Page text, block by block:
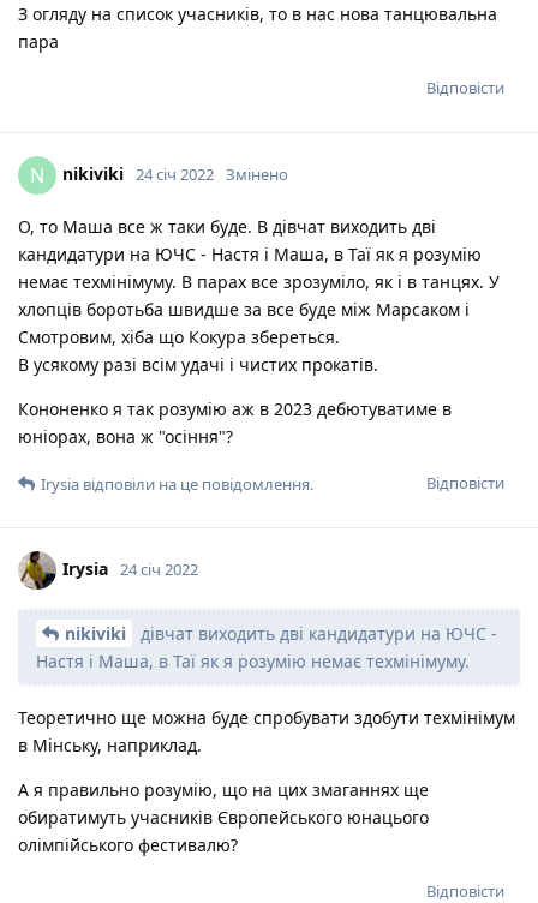
З огляду на список учасників, то в нас нова танцювальна
пара
Відповісти
N nikiviki 24 січ 2022 Змінено
О, то Маша все ж таки буде. В дівчат виходить дві
кандидатури на ЮЧС - Настя і Маша, в Таї як я розумію
немає техмінімуму. В парах все зрозуміло, як і в танцях. У
хлопців боротьба швидше за все буде між Марсаком і
Смотровим, хіба що Кокура збереться.
В усякому разі всім удачі і чистих прокатів.
Кононенко я так розумію аж в 2023 дебютуватиме в
юніорах, вона ж "осіння"?
Відповісти
Irysia відповіли на це повідомлення.
Irysia 24 січ 2022
nikiviki
дівчат виходить дві кандидатури на ЮЧС -
Настя і Маша, в Таї як я розумію немає техмінімуму.
Теоретично ще можна буде спробувати здобути техмінімум
в Мінську, наприклад.
А я правильно розумію, що на цих змаганнях ще
обиратимуть учасників Європейського юнацього
олімпійського фестивалю?
Відповісти